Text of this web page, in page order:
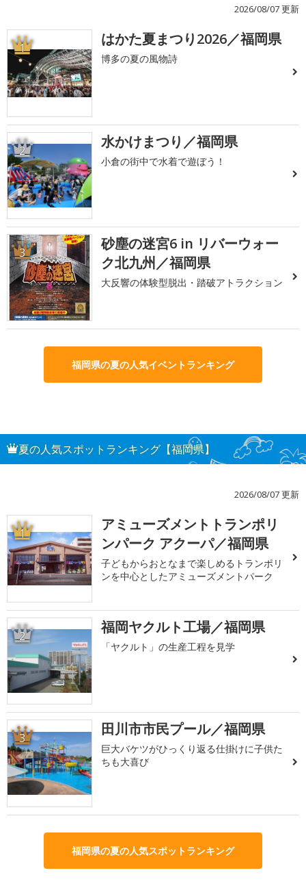
2026/08/07 更新
1 はかた夏まつり2026／福岡県
博多の夏の風物詩
2 水かけまつり／福岡県
小倉の街中で水着で遊ぼう！
3
砂塵の迷宮6 in リバーウォー
ク北九州／福岡県
大反響の体験型脱出・踏破アトラクション
福岡県の夏の人気イベントランキング
夏の人気スポットランキング【福岡県】
2026/08/07 更新
1
アミューズメントトランポリ
ンパーク アクーパ／福岡県
子どもからおとなまで楽しめるトランポリ
ンを中心としたアミューズメントパーク
2 福岡ヤクルト工場／福岡県
「ヤクルト」の生産工程を見学
3 田川市市民プール／福岡県
巨大バケツがひっくり返る仕掛けに子供た
ちも大喜び
福岡県の夏の人気スポットランキング